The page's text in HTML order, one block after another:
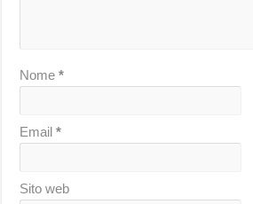
Nome*
Email*
Sito web